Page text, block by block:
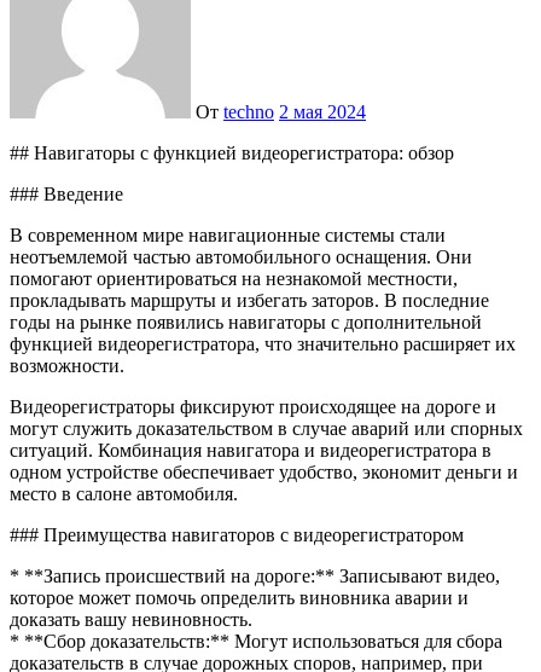
От techno 2 мая 2024
## Навигаторы с функцией видеорегистратора: обзор
### Введение
В современном мире навигационные системы стали
неотъемлемой частью автомобильного оснащения. Они
помогают ориентироваться на незнакомой местности,
прокладывать маршруты и избегать заторов. В последние
годы на рынке появились навигаторы с дополнительной
функцией видеорегистратора, что значительно расширяет их
возможности.
Видеорегистраторы фиксируют происходящее на дороге и
могут служить доказательством в случае аварий или спорных
ситуаций. Комбинация навигатора и видеорегистратора в
одном устройстве обеспечивает удобство, экономит деньги и
место в салоне автомобиля.
### Преимущества навигаторов с видеорегистратором
* **Запись происшествий на дороге:** Записывают видео,
которое может помочь определить виновника аварии и
доказать вашу невиновность.
* **Сбор доказательств:** Могут использоваться для сбора
доказательств в случае дорожных споров, например, при